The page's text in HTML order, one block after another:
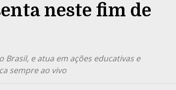
neste fim de
e atua em ações educativas e
sempre ao vivo